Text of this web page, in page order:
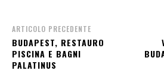
ARTICOLO PRECEDENTE
BUDAPEST, RESTAURO
PISCINA E BAGNI
PALATINUS